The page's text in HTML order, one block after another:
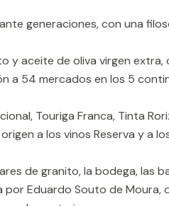
generaciones, con una
aceite de oliva virgen
a 54 mercados en los 5
Touriga Franca, Tinta
a los vinos Reserva y a
de granito, la bodega, las
Eduardo Souto de